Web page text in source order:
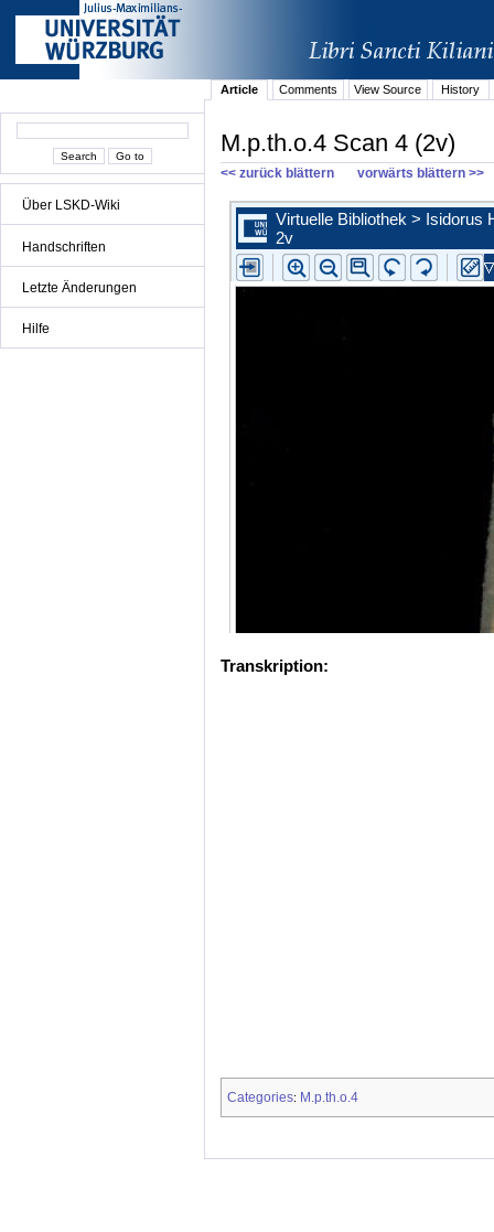
Über LSKD-Wiki
Handschriften
Letzte Änderungen
Hilfe
Article Comments View Source History
M.p.th.o.4 Scan 4 (2v)
<< zurück blättern vorwärts blättern >>
Transkription:
Categories: M.p.th.o.4